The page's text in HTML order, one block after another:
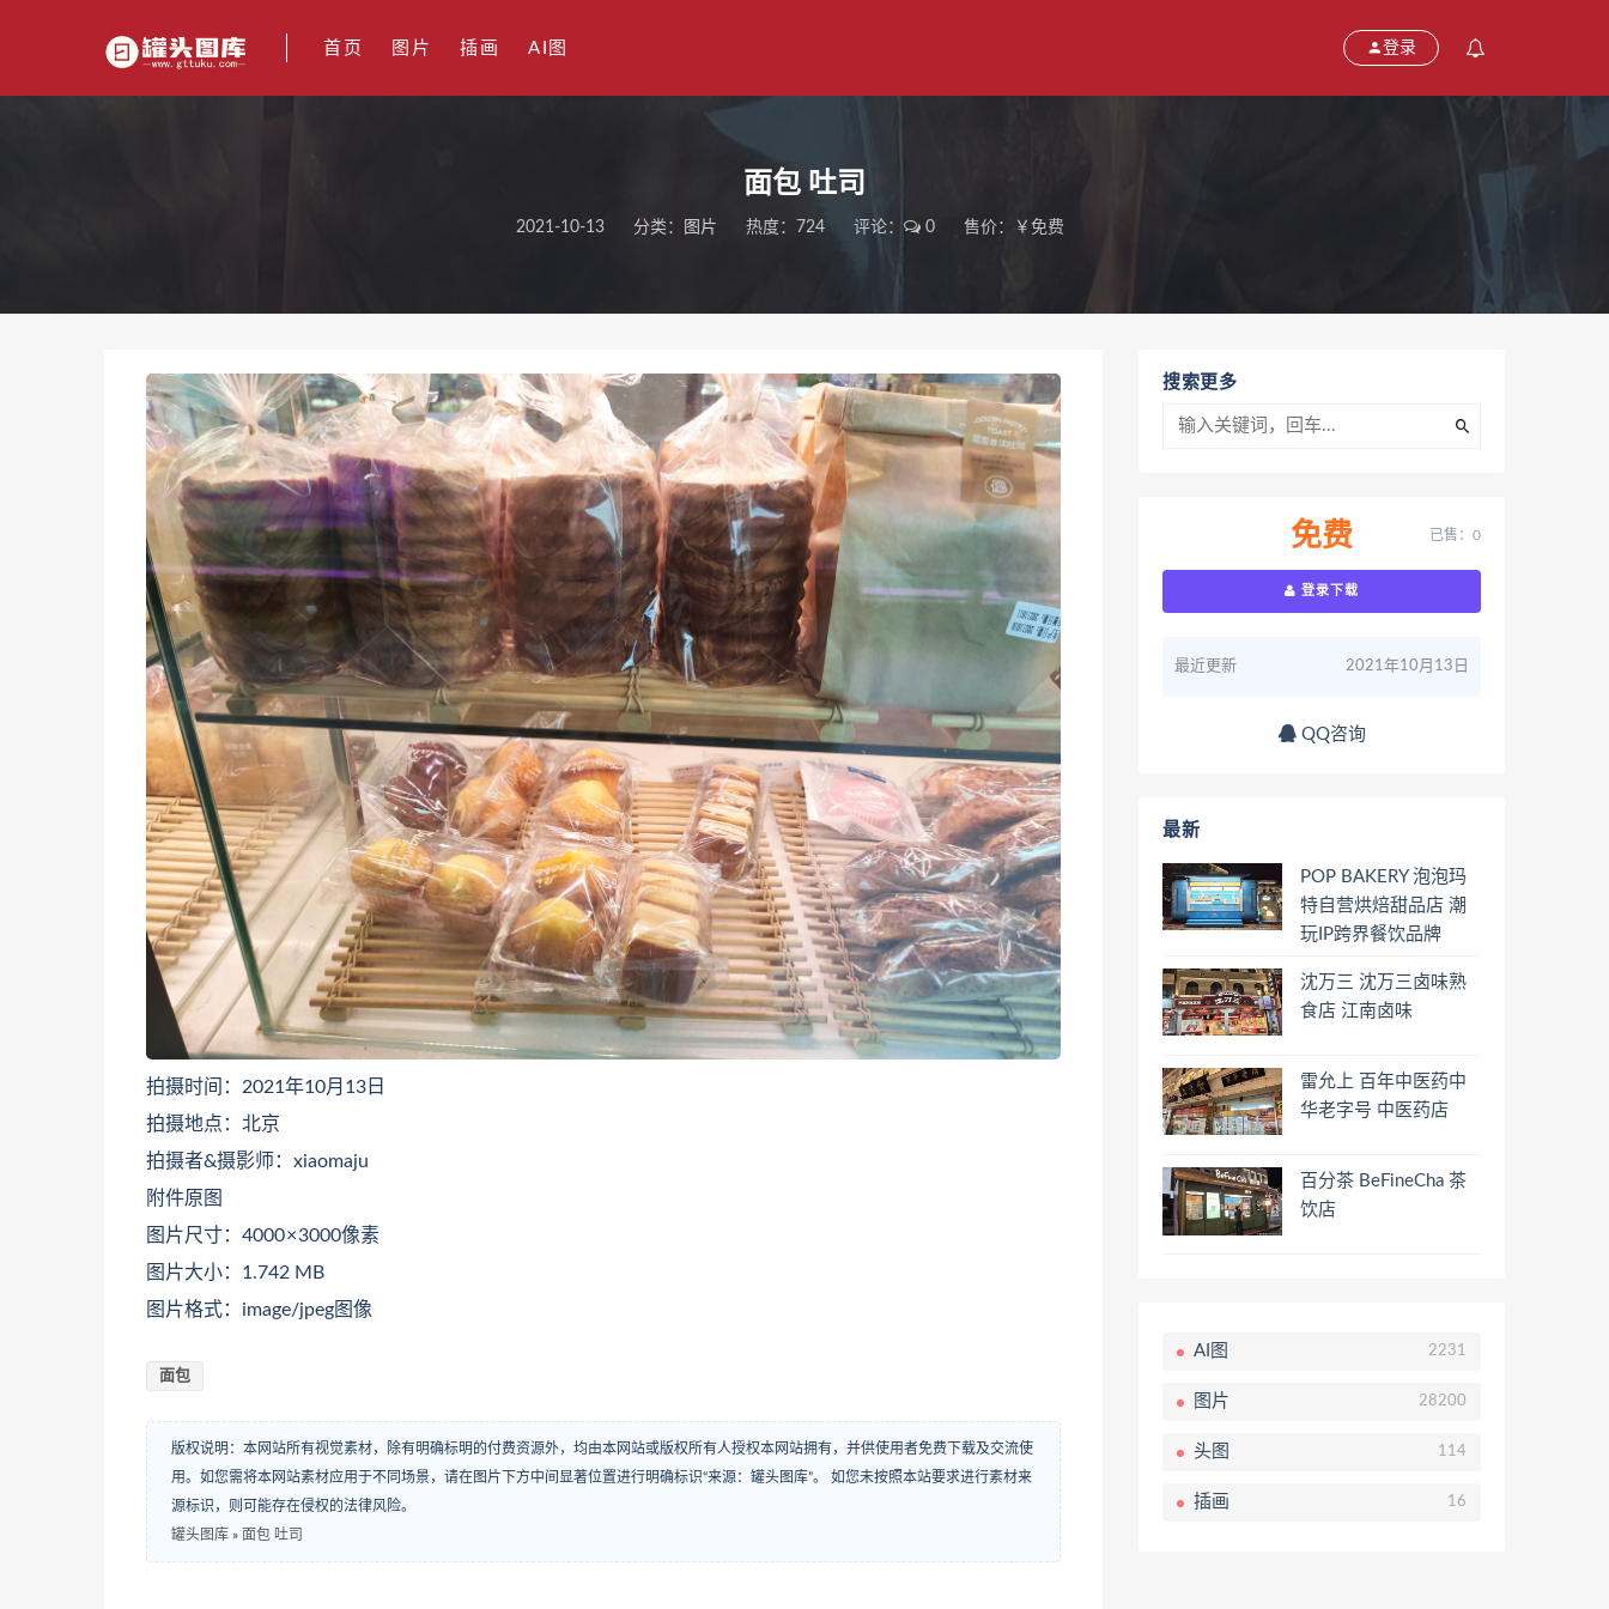
首页 图片 插画 AI图 登录
面包 吐司
2021-10-13 分类： 图片 热度：724 评论： 0 售价：￥免费
拍摄时间：2021年10月13日
拍摄地点：北京
拍摄者&摄影师：xiaomaju
附件原图
图片尺寸：4000 × 3000像素
图片大小：1.742 MB
图片格式：image/jpeg图像
面包
版权说明：本网站所有视觉素材，除有明确标明的付费资源外，均由本网站或版权所有人授权本网站拥有，并供使用者免费下载及交流使
用。如您需将本网站素材应用于不同场景，请在图片下方中间显著位置进行明确标识“来源：罐头图库”。 如您未按照本站要求进行素材来
源标识，则可能存在侵权的法律风险。
罐头图库 » 面包 吐司
搜索更多
免费 已售：0
登录下载
最近更新 2021年10月13日
QQ咨询
最新
POP BAKERY 泡泡玛
特自营烘焙甜品店 潮
玩IP跨界餐饮品牌
沈万三 沈万三卤味熟
食店 江南卤味
雷允上 百年中医药中
华老字号 中医药店
百分茶 BeFineCha 茶
饮店
AI图 2231
图片 28200
头图 114
插画 16